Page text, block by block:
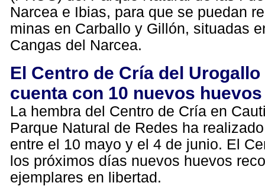
Narcea e Ibias, para que se puedan
minas en Carballo y Gillón, situadas
Cangas del Narcea.
El Centro de Cría del
cuenta con 10 nuevos huevos
La hembra del Centro de Cría en
Parque Natural de Redes ha
entre el 10 mayo y el 4 de junio. El
los próximos días nuevos huevos
ejemplares en libertad.